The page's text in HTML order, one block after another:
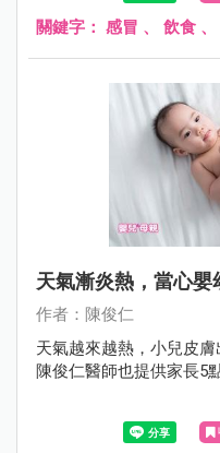
關鍵字： 感冒 、 飲食 、
天氣漸炎熱，當心嬰
作者：陳俊仁
天氣越來越熱，小兒皮
陳俊仁醫師也提供家長5